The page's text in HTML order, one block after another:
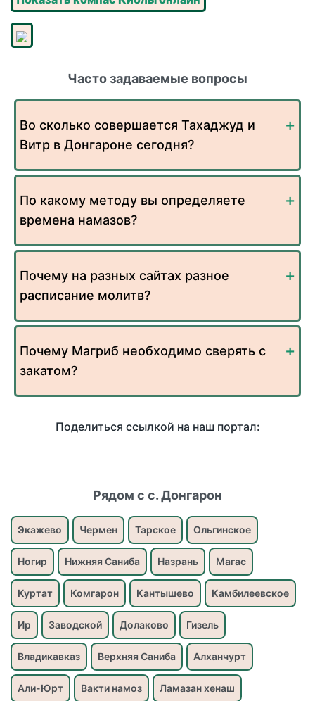
Часто задаваемые вопросы
Во сколько совершается Тахаджуд и
Витр в Донгароне сегодня?
По какому методу вы определяете
времена намазов?
Почему на разных сайтах разное
расписание молитв?
Почему Магриб необходимо сверять с
закатом?
Поделиться ссылкой на наш портал:
Рядом с с. Донгарон
Экажево Чермен Тарское Ольгинское
Ногир Нижняя Саниба Назрань Магас
Куртат Комгарон Кантышево Камбилеевское
Ир Заводской Долаково Гизель
Владикавказ Верхняя Саниба Алханчурт
Али-Юрт Вакти намоз Ламазан хенаш